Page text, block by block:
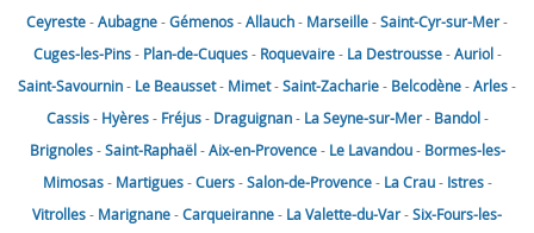
Ceyreste-Aubagne-Gémenos-Allauch- Marseille-Saint-Cyr-sur-Mer-
Cuges-les-Pins- Plan-de-Cuques- Roquevaire- La Destrousse-Auriol-
Saint-Savournin- Le Beausset- Mimet-Saint-Zacharie- Belcodène-Arles-
Cassis- Hyères- Fréjus- Draguignan- La Seyne-sur-Mer- Bandol-
Brignoles-Saint-Raphaël-Aix-en-Provence- Le Lavandou- Bormes-les-
Mimosas- Martigues-Cuers-Salon-de-Provence- La Crau- Istres-
Vitrolles- Marignane-Carqueiranne- La Valette-du-Var-Six-Fours-les-